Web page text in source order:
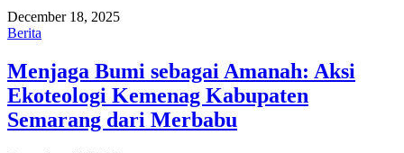
December 18, 2025
Berita
Menjaga Bumi sebagai Amanah: Aksi
Ekoteologi Kemenag Kabupaten
Semarang dari Merbabu